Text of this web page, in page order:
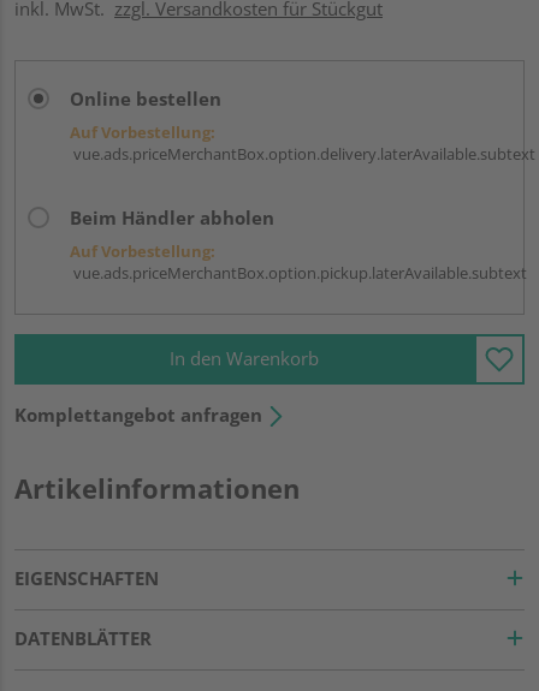
inkl. MwSt. zzgl. Versandkosten für Stückgut
Online bestellen
Auf Vorbestellung:
vue.ads.priceMerchantBox.option.delivery.laterAvailable.subtext
Beim Händler abholen
Auf Vorbestellung:
vue.ads.priceMerchantBox.option.pickup.laterAvailable.subtext
In den Warenkorb
Komplettangebot anfragen
Artikelinformationen
EIGENSCHAFTEN
DATENBLÄTTER